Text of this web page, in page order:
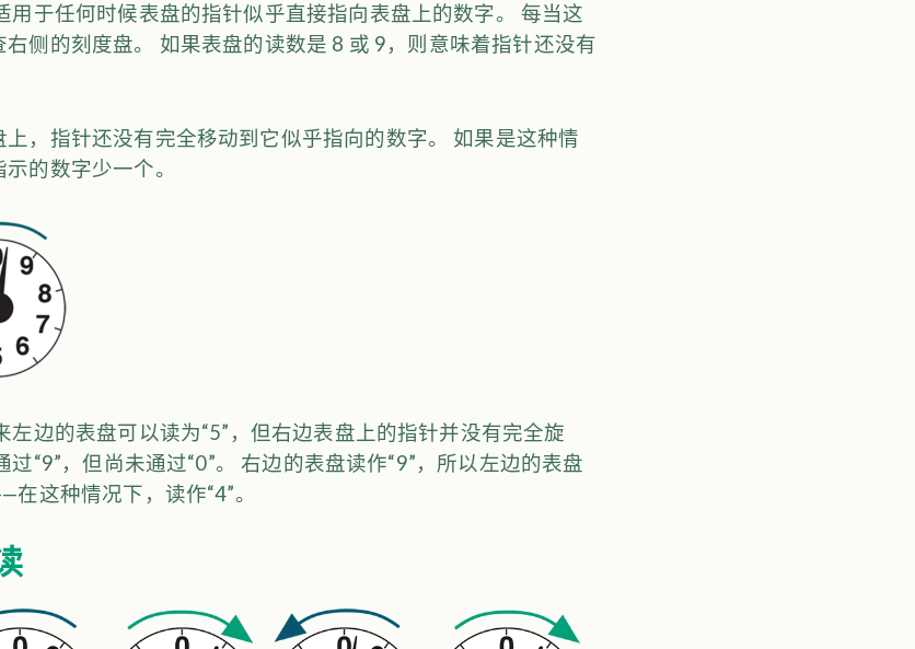
用于任何时候表盘的指针似乎直接指向表盘上的数字。 每当这
侧的刻度盘。 如果表盘的读数是 8 或 9，则意味着指针还没有
，指针还没有完全移动到它似乎指向的数字。 如果是这种情
的数字少一个。
左边的表盘可以读为“5”，但右边表盘上的指针并没有完全旋
“9”，但尚未通过“0”。 右边的表盘读作“9”，所以左边的表盘
这种情况下，读作“4”。